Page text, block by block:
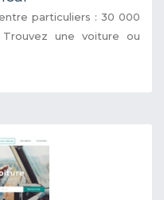
particuliers : 30 000
une voiture ou